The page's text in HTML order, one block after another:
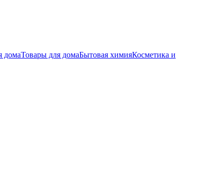
домаТовары для домаБытовая химияКосметика и